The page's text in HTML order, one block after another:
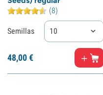
(8)
Semillas 10
48,00€